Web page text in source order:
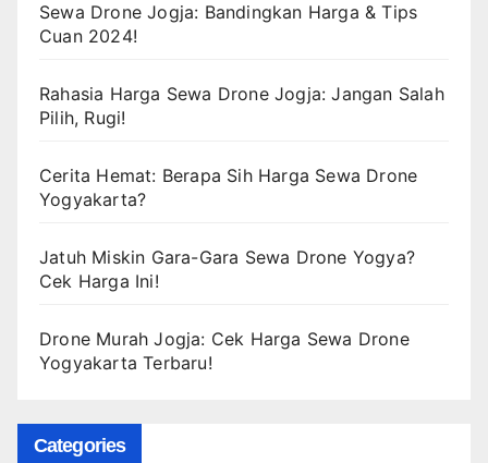
Sewa Drone Jogja: Bandingkan Harga & Tips
Cuan 2024!
Rahasia Harga Sewa Drone Jogja: Jangan Salah
Pilih, Rugi!
Cerita Hemat: Berapa Sih Harga Sewa Drone
Yogyakarta?
Jatuh Miskin Gara-Gara Sewa Drone Yogya?
Cek Harga Ini!
Drone Murah Jogja: Cek Harga Sewa Drone
Yogyakarta Terbaru!
Categories